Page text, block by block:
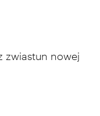
zwiastun nowej